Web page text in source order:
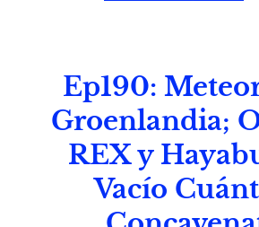
Ep190:
Groenlandia;
REX y
Vacío